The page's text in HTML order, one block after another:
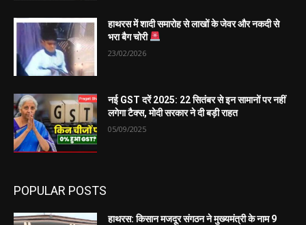
हाथरस में शादी समारोह से लाखों के जेवर और नकदी से
भरा बैग चोरी
23/02/2026
नई GST दरें 2025: 22 सितंबर से इन सामानों पर नहीं
लगेगा टैक्स, मोदी सरकार ने दी बड़ी राहत
05/09/2025
POPULAR POSTS
हाथरस: किसान मजदूर संगठन ने मुख्यमंत्री के नाम 9